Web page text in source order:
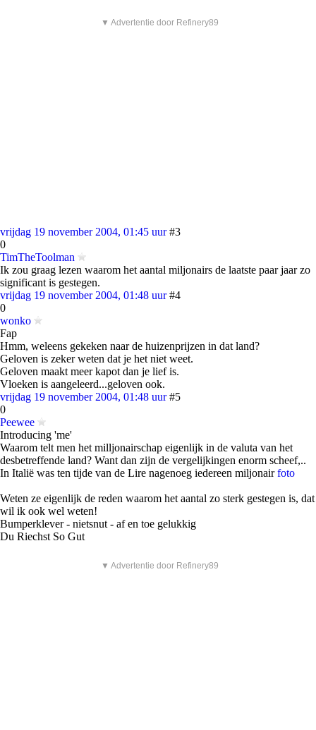
▼ Advertentie door Refinery89
vrijdag 19 november 2004, 01:45 uur #3
0
TimTheToolman
Ik zou graag lezen waarom het aantal miljonairs de laatste paar jaar zo
significant is gestegen.
vrijdag 19 november 2004, 01:48 uur #4
0
wonko
Fap
Hmm, weleens gekeken naar de huizenprijzen in dat land?
Geloven is zeker weten dat je het niet weet.
Geloven maakt meer kapot dan je lief is.
Vloeken is aangeleerd...geloven ook.
vrijdag 19 november 2004, 01:48 uur #5
0
Peewee
Introducing 'me'
Waarom telt men het milljonairschap eigenlijk in de valuta van het
desbetreffende land? Want dan zijn de vergelijkingen enorm scheef,..
In Italië was ten tijde van de Lire nagenoeg iedereen miljonairfoto
Weten ze eigenlijk de reden waarom het aantal zo sterk gestegen is, dat
wil ik ook wel weten!
Bumperklever - nietsnut - af en toe gelukkig
Du Riechst So Gut
▼ Advertentie door Refinery89